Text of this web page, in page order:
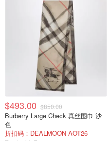
$493.00 $850.00
Burberry Large Check 真丝围巾 沙
色
折扣码：DEALMOON-AOT26